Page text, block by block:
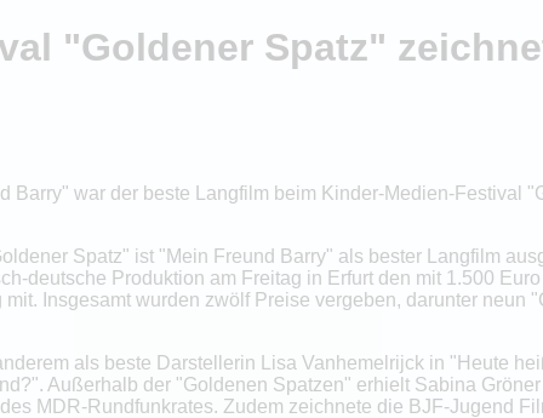
"Goldener Spatz"
Barry" war der beste Langfilm beim Kinder-Medien-Festival
Spatz" ist "Mein Freund Barry" als bester Langfilm
deutsche Produktion am Freitag in Erfurt den mit 1.500
Insgesamt wurden zwölf Preise vergeben, darunter neun
als beste Darstellerin Lisa Vanhemelrijck in "Heute
Außerhalb der "Goldenen Spatzen" erhielt Sabina
MDR-Rundfunkrates. Zudem zeichnete die BJF-Jugend